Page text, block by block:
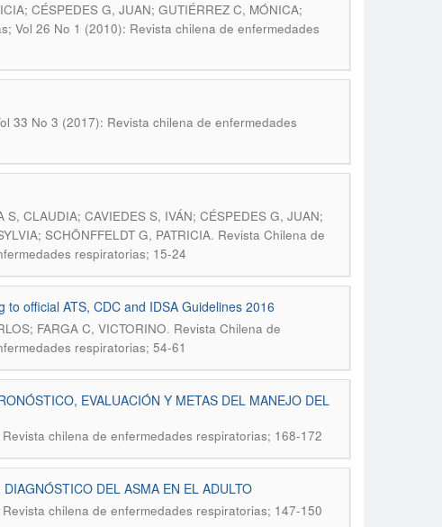
CÉSPEDES G, JUAN; GUTIÉRREZ C, MÓNICA;
Vol 26 No 1 (2010): Revista chilena de enfermedades
33 No 3 (2017): Revista chilena de enfermedades
CLAUDIA; CAVIEDES S, IVÁN; CÉSPEDES G, JUAN;
SCHÖNFFELDT G, PATRICIA. Revista Chilena de
respiratorias; 15-24
official ATS, CDC and IDSA Guidelines 2016
FARGA C, VICTORINO. Revista Chilena de
respiratorias; 54-61
EVALUACIÓN Y METAS DEL MANEJO DEL
chilena de enfermedades respiratorias; 168-172
DEL ASMA EN EL ADULTO
chilena de enfermedades respiratorias; 147-150